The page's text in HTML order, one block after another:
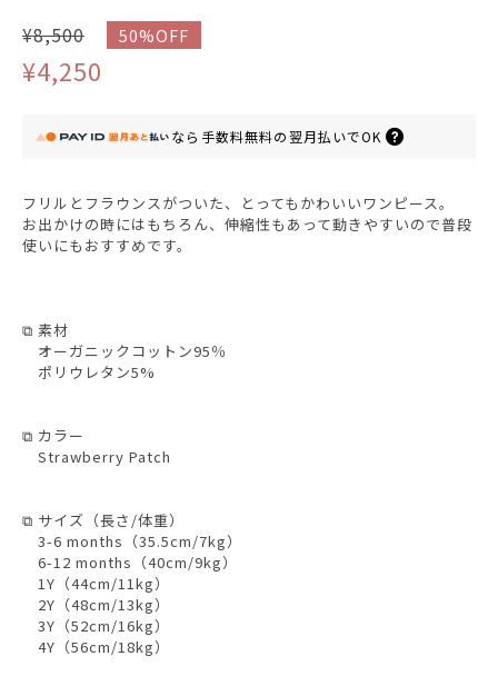
¥8,500 50%OFF
¥4,250
なら 手数料無料の翌月払いでOK
フリルとフラウンスがついた、とってもかわいいワンピース。
お出かけの時にはもちろん、伸縮性もあって動きやすいので普段
使いにもおすすめです。
⧉ 素材
オーガニックコットン95％
ポリウレタン5%
⧉ カラー
Strawberry Patch
⧉ サイズ（長さ/体重）
3-6 months（35.5cm/7kg）
6-12 months（40cm/9kg）
1Y（44cm/11kg）
2Y（48cm/13kg）
3Y（52cm/16kg）
4Y（56cm/18kg）